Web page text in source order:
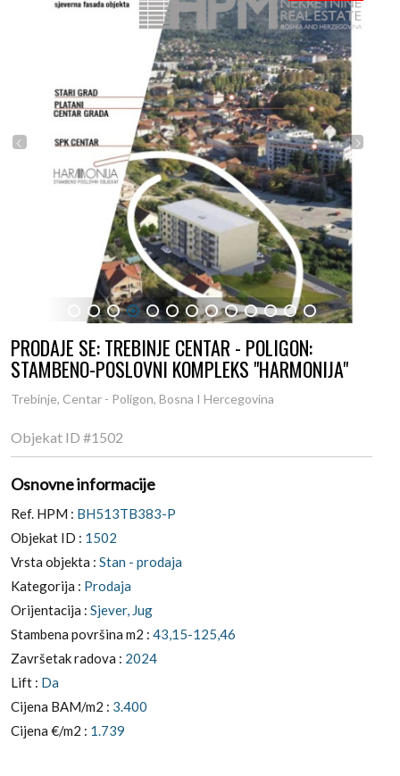
2 3 4 5 6 7 8 9 10 11 12 13
PRODAJE SE: TREBINJE CENTAR - POLIGON:
STAMBENO-POSLOVNI KOMPLEKS "HARMONIJA"
Trebinje, Centar - Poligon, Bosna I Hercegovina
Objekat ID #1502
Osnovne informacije
Ref. HPM : BH513TB383-P
Objekat ID : 1502
Vrsta objekta : Stan - prodaja
Kategorija : Prodaja
Orijentacija : Sjever, Jug
Stambena površina m2 : 43,15-125,46
Završetak radova : 2024
Lift : Da
Cijena BAM/m2 : 3.400
Cijena €/m2 : 1.739